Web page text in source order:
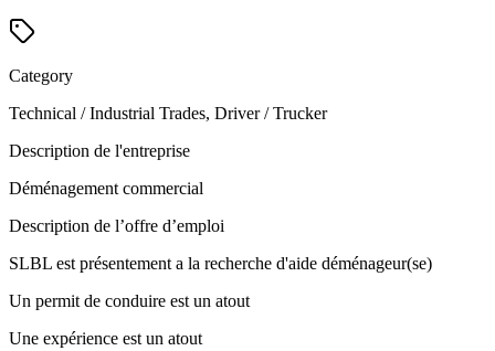
Category
Technical / Industrial Trades, Driver / Trucker
Description de l'entreprise
Déménagement commercial
Description de l’offre d’emploi
SLBL est présentement a la recherche d'aide déménageur(se)
Un permit de conduire est un atout
Une expérience est un atout